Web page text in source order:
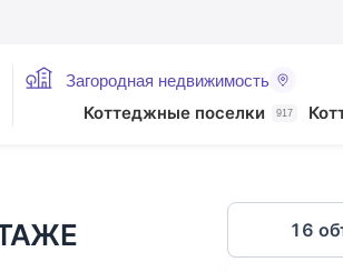
Загородная недвижимость
Коттеджные поселки 917
16